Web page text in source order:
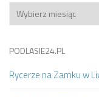
Archiwum
PODLASIE24.PL
Rycerze na Zamku w